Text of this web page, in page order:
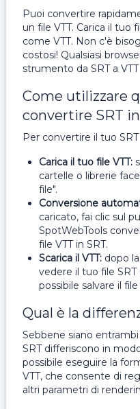
Puoi convertire
un file VTT. Carica il tuo
come VTT. Non c'è
costosi! Qualsiasi
strumento da SRT a
Come utilizzare
convertire SRT
Per convertire il tuo
Carica il tuo file VTT:
cartelle o librerie
file".
Conversione
caricato, fai clic sul
SpotWebTools
file VTT in SRT.
Scarica il VTT: dopo
vedere il tuo file
possibile salvare il
Qual è la
Sebbene siano
SRT differiscono in
possibile eseguire la
VTT, che consente di
altri parametri di